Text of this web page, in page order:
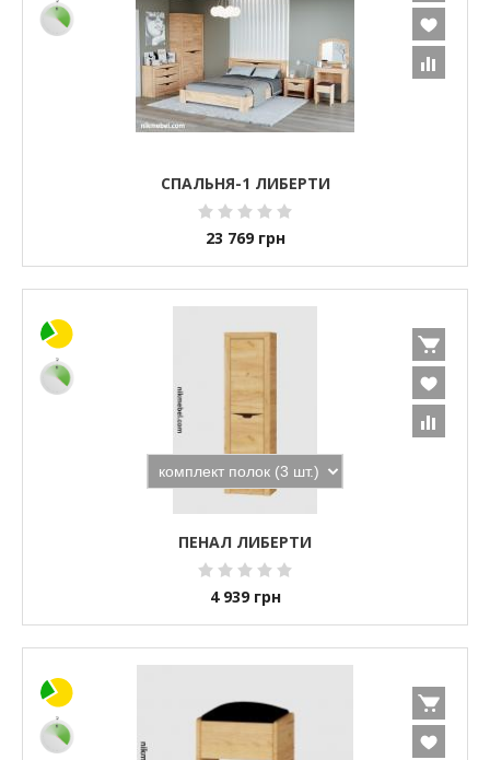
СПАЛЬНЯ-1 ЛИБЕРТИ
23 769 грн
ПЕНАЛ ЛИБЕРТИ
4 939 грн